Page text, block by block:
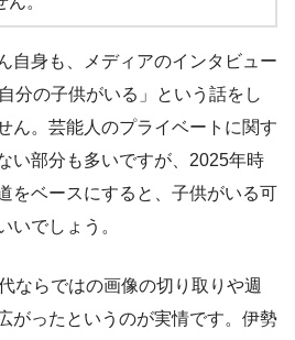
自身も、メディアのインタビュー
分の子供がいる」という話をし
ん。芸能人のプライベートに関す
い部分も多いですが、2025年時
をベースにすると、子供がいる可
いでしょう。
ならではの画像の切り取りや週
がったというのが実情です。伊勢